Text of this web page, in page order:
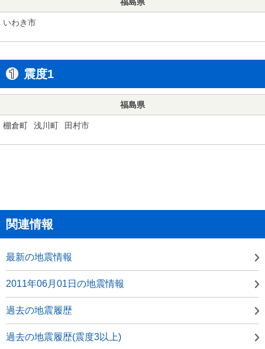
いわき市
震度1
福島県
棚倉町 浅川町 田村市
関連情報
最新の地震情報
2011年06月01日の地震情報
過去の地震履歴
過去の地震履歴(震度3以上)